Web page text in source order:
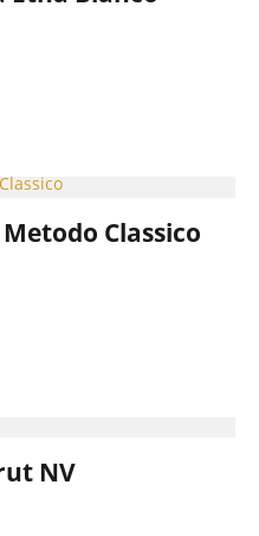
Classico
NV